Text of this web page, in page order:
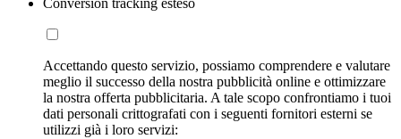
Conversion tracking esteso
Accettando questo servizio, possiamo comprendere e valutare
meglio il successo della nostra pubblicità online e ottimizzare
la nostra offerta pubblicitaria. A tale scopo confrontiamo i tuoi
dati personali crittografati con i seguenti fornitori esterni se
utilizzi già i loro servizi: